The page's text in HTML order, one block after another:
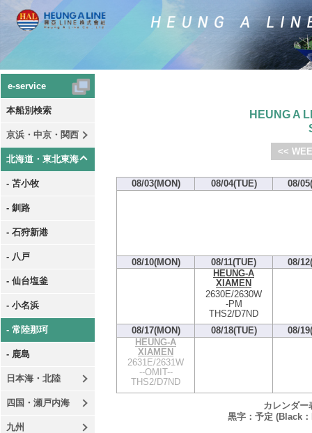
e-service
本船別検索
京浜・中京・関西
北海道・東北東海
- 苫小牧
- 釧路
- 石狩新港
- 八戸
- 仙台塩釜
- 小名浜
- 常陸那珂
- 鹿島
日本海・北陸
四国・瀬戸内海
九州
HEUNG A
<<
08/03(MON) 08/04(TUE) 08/
08/10(MON) 08/11(TUE)
08/
HEUNG-A
XIAMEN
2630E/2630W
-PM
THS2/D7ND
08/17(MON)
08/18(TUE)
08/
HEUNG-A
XIAMEN
2631E/2631W
--OMIT--
THS2/D7ND
カレンダー
黒字：予定 (Black